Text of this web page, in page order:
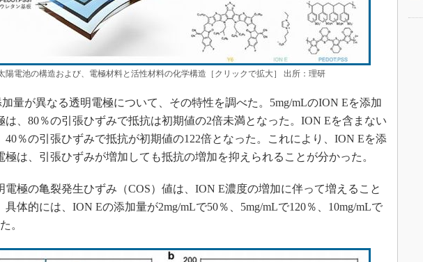
陽電池の構造および、電極材料と活性材料の化学構造［クリックで拡大］ 出所：理研
量が異なる透明電極について、その特性を調べた。5mg/mLのION Eを添加
は、80％の引張ひずみで抵抗は初期値の2倍未満となった。ION Eを含まない
40％の引張ひずみで抵抗が初期値の122倍となった。これにより、ION Eを添
極は、引張ひずみが増加しても抵抗の増加を抑えられることが分かった。
極の亀裂発生ひずみ（COS）値は、ION E濃度の増加に伴って増えること
具体的には、ION Eの添加量が2mg/mLで50％、5mg/mLで120％、10mg/mLで
。